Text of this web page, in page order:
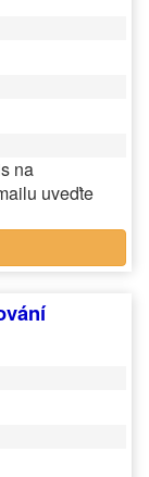
na
uveďte